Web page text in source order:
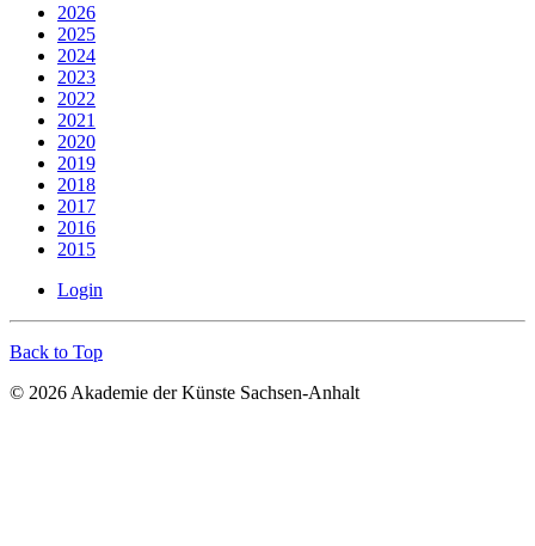
2026
2025
2024
2023
2022
2021
2020
2019
2018
2017
2016
2015
Login
Back to Top
© 2026 Akademie der Künste Sachsen-Anhalt